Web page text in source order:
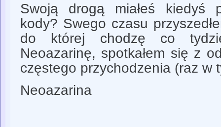
Swoją drogą miałeś kiedyś
kody? Swego czasu
do której chodzę co
Neoazarinę, spotkałem się z
częstego przychodzenia (raz w
Neoazarina